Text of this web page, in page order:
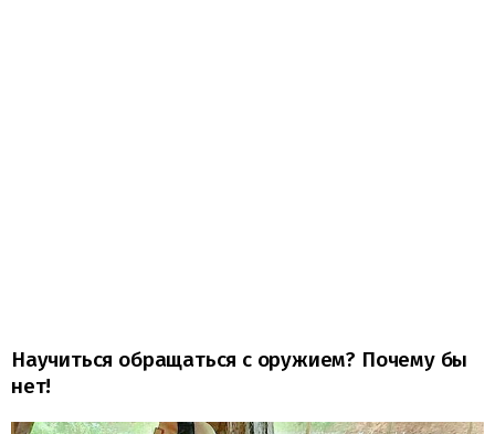
Научиться обращаться с оружием? Почему бы
нет!